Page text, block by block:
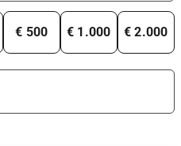
€ 500 € 1.000 € 2.000